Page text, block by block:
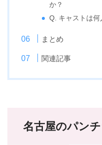
か？
Q. キャストは何
まとめ
関連記事
名古屋のパン